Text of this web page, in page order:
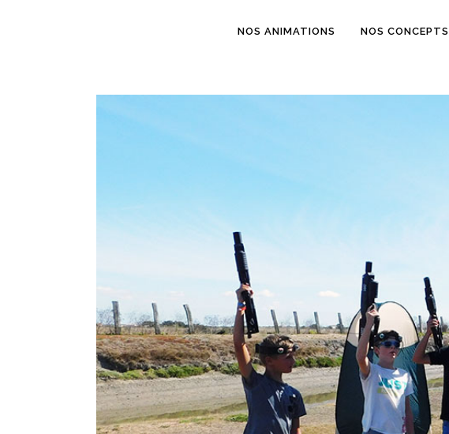
NOS ANIMATIONS
ANIMATION COMMERCIALE
CAMPING & CLUB
NOS CONCEPTS